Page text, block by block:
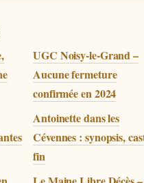
UGC Noisy-le-Grand –
Aucune fermeture
confirmée en 2024
Antoinette dans les
Cévennes : synopsis,
fin